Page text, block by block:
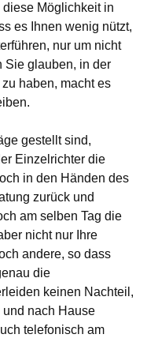
Möglichkeit in
es Ihnen wenig nützt,
nur um nicht
Sie glauben, in der
haben, macht es
gestellt sind,
Einzelrichter die
in den Händen des
zurück und
am selben Tag die
nicht nur Ihre
andere, so dass
die
keinen Nachteil,
nach Hause
telefonisch am